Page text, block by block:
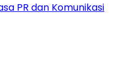
PR dan Komunikasi